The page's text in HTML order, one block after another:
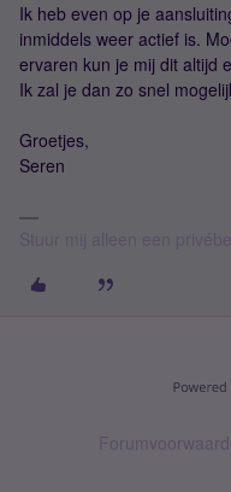
Ik heb even op je
inmiddels weer actief is.
ervaren kun je mij dit altijd
Ik zal je dan zo snel
Groetjes,
Seren